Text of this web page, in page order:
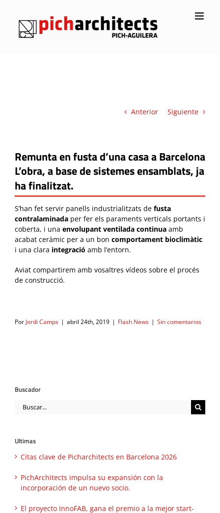
contenido
Anterior Siguiente
Remunta en fusta d’una casa a Barcelona
L’obra, a base de sistemes ensamblats, ja
ha finalitzat.
S’han fet servir panells industrialitzats de fusta
contralaminada per fer els paraments verticals portants i
coberta, i una envolupant ventilada continua amb
acabat ceràmic per a un bon comportament bioclimàtic
i una clara integració amb l’entorn.
Aviat compartirem amb vosaltres vídeos sobre el procés
de construcció.
Por Jordi Camps | abril 24th, 2019 | Flash News | Sin comentarios
Buscador
Buscar:
Ultimas
Citas clave de Picharchitects en Barcelona 2026
PichArchitects impulsa su expansión con la
incorporación de un nuevo socio.
El proyecto InnoFAB, gana el premio a la mejor start-